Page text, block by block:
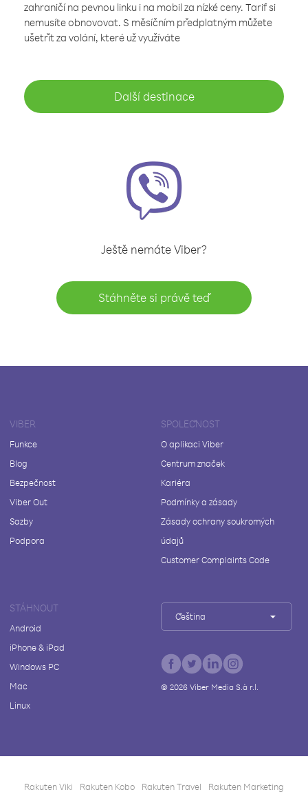
zahraničí na pevnou linku i na mobil za nízké ceny. Tarif si
nemusíte obnovovat. S měsíčním předplatným můžete
ušetřit za volání, které už využíváte
Další destinace
Ještě nemáte Viber?
Stáhněte si právě teď
VIBER
Funkce
Blog
Bezpečnost
Viber Out
Sazby
Podpora
SPOLEČNOST
O aplikaci Viber
Centrum značek
Kariéra
Podmínky a zásady
Zásady ochrany soukromých
údajů
Customer Complaints Code
STÁHNOUT
Android
iPhone & iPad
Windows PC
Mac
Linux
Čeština
© 2026Viber Media S.à r.l.
Rakuten Viki Rakuten Kobo Rakuten Travel Rakuten Marketing